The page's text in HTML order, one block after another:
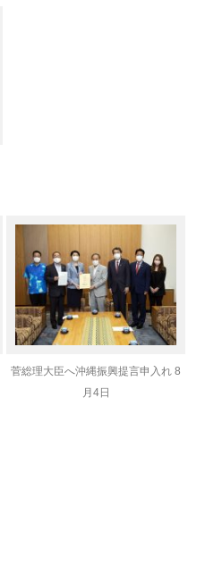
菅総理大臣へ沖縄振興提言申入れ 8
月4日